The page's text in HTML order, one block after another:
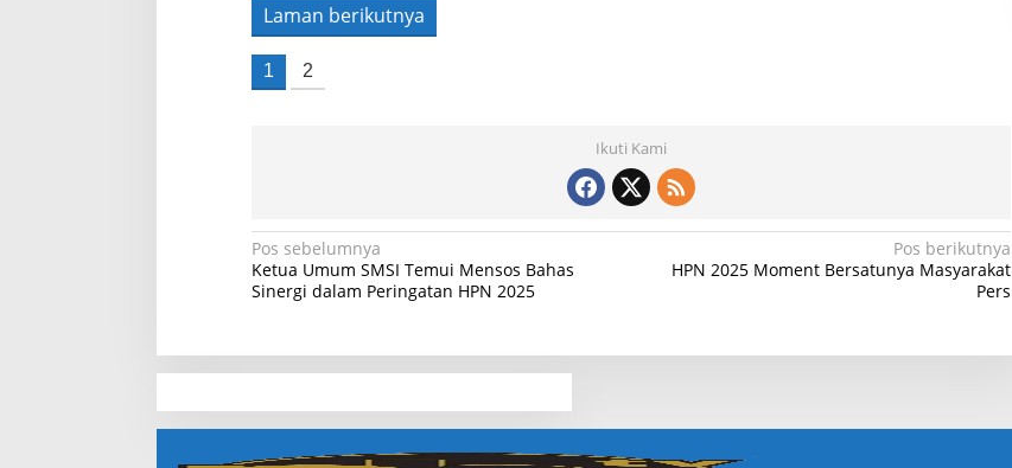
Laman berikutnya
1 2
Ikuti Kami
N
a
i
a
s
Pos sebelumnya
Ketua Umum SMSI Temui Mensos Bahas
Sinergi dalam Peringatan HPN 2025
Pos berikutnya
HPN 2025 Moment Bersatunya Masyarakat
Pers
slot demo
slot gacor